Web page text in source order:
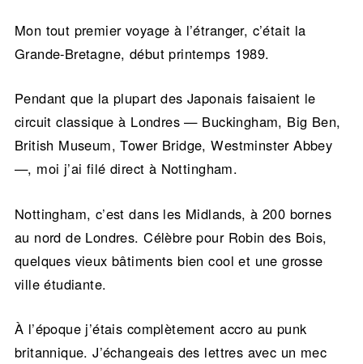
Mon tout premier voyage à l’étranger, c’était la
Grande-Bretagne, début printemps 1989.
Pendant que la plupart des Japonais faisaient le
circuit classique à Londres — Buckingham, Big Ben,
British Museum, Tower Bridge, Westminster Abbey
—, moi j’ai filé direct à Nottingham.
Nottingham, c’est dans les Midlands, à 200 bornes
au nord de Londres. Célèbre pour Robin des Bois,
quelques vieux bâtiments bien cool et une grosse
ville étudiante.
À l’époque j’étais complètement accro au punk
britannique. J’échangeais des lettres avec un mec